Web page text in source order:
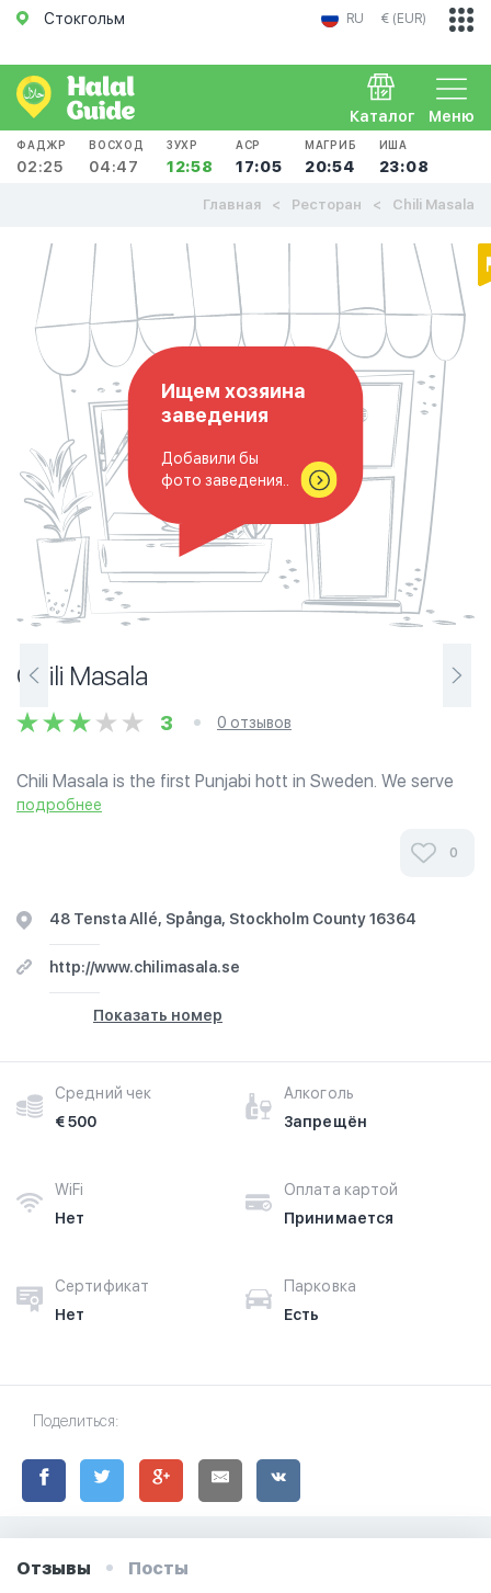
Стокгольм RU € (EUR)
Меню
Каталог
ФАДЖР
02:25
ВОСХОД
04:47
ЗУХР
12:58
АСР
17:05
МАГРИБ
20:54
ИША
23:08
Главная Ресторан Chili Masala
Ищем хозяина
заведения
Добавили бы
фото заведения..
Chili Masala
3 0 отзывов
Chili Masala is the first Punjabi hott in Sweden. We serve
traditional hot dishes from the Punjab province from both
подробнее
0
48 Tensta Allé, Spånga, Stockholm County 16364
http://www.chilimasala.se
Показать номер
Средний чек
€ 500
Алкоголь
Запрещён
WiFi
Нет
Оплата картой
Принимается
Сертификат
Нет
Парковка
Есть
Поделиться:
Отзывы Посты